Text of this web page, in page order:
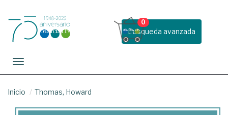
Busqueda avanzada
0
Toggle navigation
Inicio Thomas, Howard